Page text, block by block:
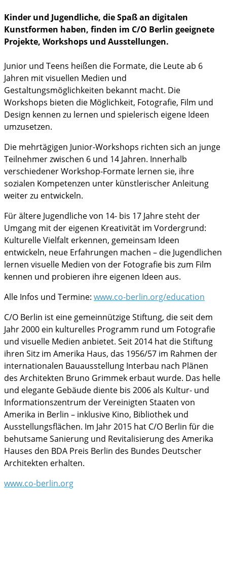
Kinder und Jugendliche, die Spaß an digitalen
Kunstformen haben, finden im C/O Berlin geeignete
Projekte, Workshops und Ausstellungen.
Junior und Teens heißen die Formate, die Leute ab 6
Jahren mit visuellen Medien und
Gestaltungsmöglichkeiten bekannt macht. Die
Workshops bieten die Möglichkeit, Fotografie, Film und
Design kennen zu lernen und spielerisch eigene Ideen
umzusetzen.
Die mehrtägigen Junior-Workshops richten sich an junge
Teilnehmer zwischen 6 und 14 Jahren. Innerhalb
verschiedener Workshop-Formate lernen sie, ihre
sozialen Kompetenzen unter künstlerischer Anleitung
weiter zu entwickeln.
Für ältere Jugendliche von 14- bis 17 Jahre steht der
Umgang mit der eigenen Kreativität im Vordergrund:
Kulturelle Vielfalt erkennen, gemeinsam Ideen
entwickeln, neue Erfahrungen machen – die Jugendlichen
lernen visuelle Medien von der Fotografie bis zum Film
kennen und probieren ihre eigenen Ideen aus.
Alle Infos und Termine: www.co-berlin.org/education
C/O Berlin ist eine gemeinnützige Stiftung, die seit dem
Jahr 2000 ein kulturelles Programm rund um Fotografie
und visuelle Medien anbietet. Seit 2014 hat die Stiftung
ihren Sitz im Amerika Haus, das 1956/57 im Rahmen der
internationalen Bauausstellung Interbau nach Plänen
des Architekten Bruno Grimmek erbaut wurde. Das helle
und elegante Gebäude diente bis 2006 als Kultur- und
Informationszentrum der Vereinigten Staaten von
Amerika in Berlin – inklusive Kino, Bibliothek und
Ausstellungsflächen. Im Jahr 2015 hat C/O Berlin für die
behutsame Sanierung und Revitalisierung des Amerika
Hauses den BDA Preis Berlin des Bundes Deutscher
Architekten erhalten.
www.co-berlin.org